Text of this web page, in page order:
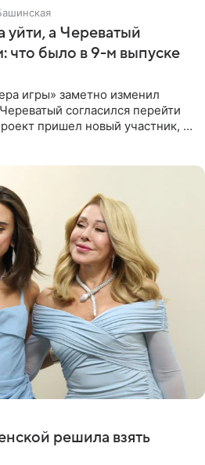
уйти, а Череватый
что было в 9-м выпуске
игры» заметно изменил
согласился перейти
пришел новый участник, а
решила взять